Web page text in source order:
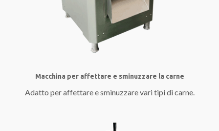
Macchina per affettare e sminuzzare la carne
Adatto per affettare e sminuzzare vari tipi di carne.